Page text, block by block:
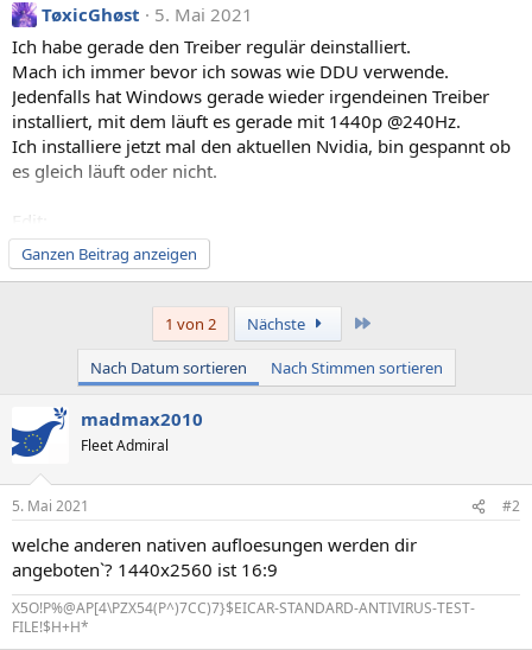
TøxicGhøst
5. Mai 2021
Ich habe gerade den Treiber regulär deinstalliert.
Mach ich immer bevor ich sowas wie DDU verwende.
Jedenfalls hat Windows gerade wieder irgendeinen Treiber
installiert, mit dem läuft es gerade mit 1440p @240Hz.
Ich installiere jetzt mal den aktuellen Nvidia, bin gespannt ob
es gleich läuft oder nicht.
Edit:
Treiber ist drauf, PC neugestartet - es läuft.
Danke, dass du mich auf die Idee mit dem Treiber gebracht
Da hätte ich jetzt gar nicht dran gedacht, da ja alles
funktionierte bis auf die 240Hz bei 1440p.
Ganzen Beitrag anzeigen
1 von 2 Nächste
Nach Datum sortieren Nach Stimmen sortieren
madmax2010
Fleet Admiral
5. Mai 2021 #2
welche anderen nativen aufloesungen werden dir
angeboten`? 1440x2560 ist 16:9
X5O!P%@AP[4\PZX54(P^)7CC)7}$EICAR-STANDARD-ANTIVIRUS-TEST-
FILE!$H+H*